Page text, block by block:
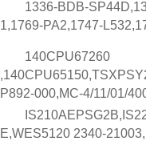
1336-BDB-
1,1769-PA2,1747-
140CPU67260
P892-000,MC-4/11/01/
E,WES5120 2340-